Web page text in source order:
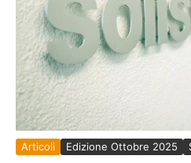
Articoli Edizione Ottobre 2025